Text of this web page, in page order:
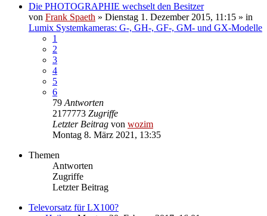
Die PHOTOGRAPHIE wechselt den Besitzer
von Frank Spaeth » Dienstag 1. Dezember 2015, 11:15 » in
Lumix Systemkameras: G-, GH-, GF-, GM- und GX-Modelle
1
2
3
4
5
6
79 Antworten
2177773 Zugriffe
Letzter Beitrag von wozim
Montag 8. März 2021, 13:35
Themen
Antworten
Zugriffe
Letzter Beitrag
Televorsatz für LX100?